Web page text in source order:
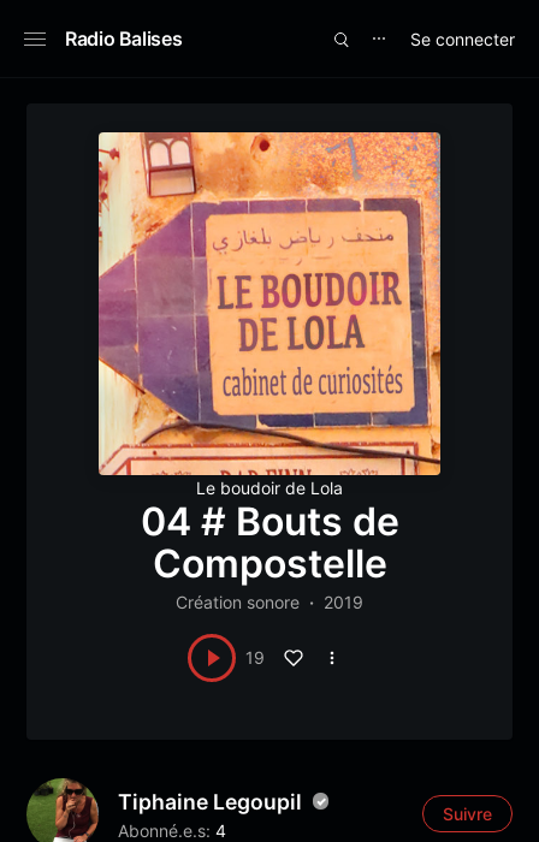
Radio Balises ⋯ Se connecter
Le boudoir de Lola
04 # Bouts de
Compostelle
Création sonore 2019
19
Tiphaine Legoupil
Abonné.e.s: 4
Suivre